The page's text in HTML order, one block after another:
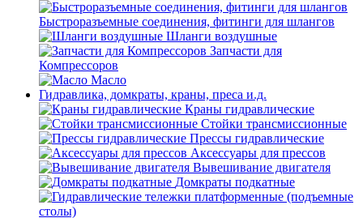
Быстроразъемные соединения, фитинги для шлангов
Шланги воздушные
Запчасти для
Компрессоров
Масло
Гидравлика, домкраты, краны, преса и.д.
Краны гидравлические
Стойки трансмиссионные
Прессы гидравлические
Аксессуары для прессов
Вывешивание двигателя
Домкраты подкатные